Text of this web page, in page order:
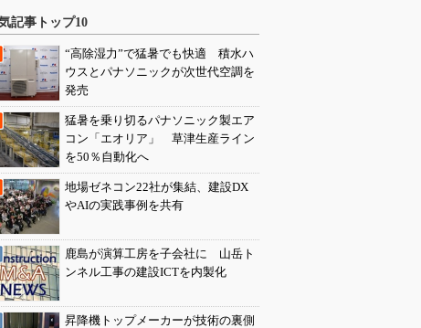
記事トップ10
“高除湿力”で猛暑でも快適 積水ハ
ウスとパナソニックが次世代空調を
発売
猛暑を乗り切るパナソニック製エア
コン「エオリア」 草津生産ライン
を50％自動化へ
地場ゼネコン22社が集結、建設DX
やAIの実践事例を共有
鹿島が演算工房を子会社に 山岳ト
ンネル工事の建設ICTを内製化
昇降機トップメーカーが技術の裏側